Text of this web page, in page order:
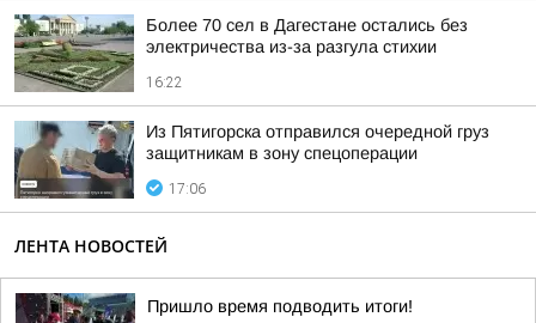
Более 70 сел в Дагестане остались без
электричества из-за разгула стихии
16:22
Из Пятигорска отправился очередной груз
защитникам в зону спецоперации
17:06
ЛЕНТА НОВОСТЕЙ
Пришло время подводить итоги!